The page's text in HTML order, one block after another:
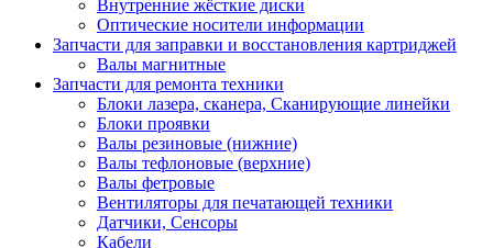
Внутренние жёсткие диски
Оптические носители информации
Запчасти для заправки и восстановления картриджей
Валы магнитные
Запчасти для ремонта техники
Блоки лазера, сканера, Сканирующие линейки
Блоки проявки
Валы резиновые (нижние)
Валы тефлоновые (верхние)
Валы фетровые
Вентиляторы для печатающей техники
Датчики, Сенсоры
Кабели